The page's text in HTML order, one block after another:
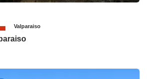
Valparaiso